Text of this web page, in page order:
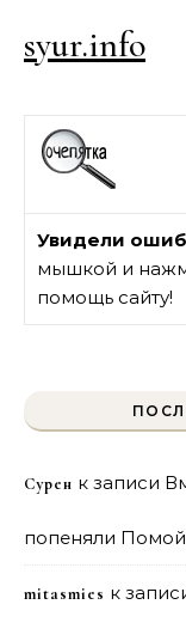
syur.info
Увидели
мышкой и
помощь сайту!
Сурен к записи
попеняли
mitasmies к